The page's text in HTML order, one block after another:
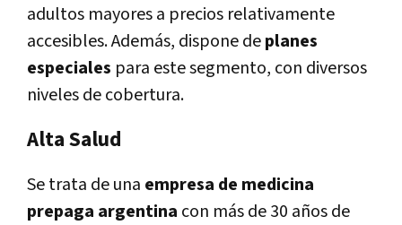
adultos mayores a precios relativamente
accesibles. Además, dispone deplanes
especiales para este segmento, con diversos
niveles de cobertura.
Alta Salud
Se trata de una empresa de medicina
prepaga argentina con más de 30 años de